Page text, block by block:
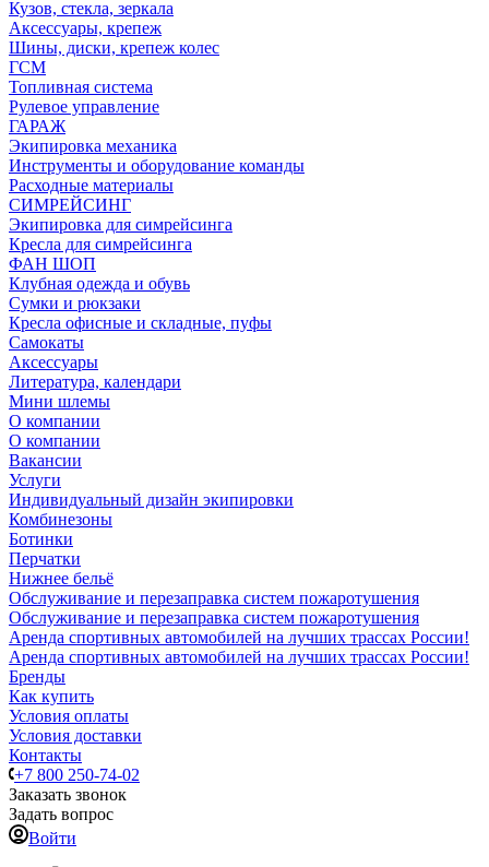
Кузов, стекла, зеркала
Аксессуары, крепеж
Шины, диски, крепеж колес
ГСМ
Топливная система
Рулевое управление
ГАРАЖ
Экипировка механика
Инструменты и оборудование команды
Расходные материалы
СИМРЕЙСИНГ
Экипировка для симрейсинга
Кресла для симрейсинга
ФАН ШОП
Клубная одежда и обувь
Сумки и рюкзаки
Кресла офисные и складные, пуфы
Самокаты
Аксессуары
Литература, календари
Мини шлемы
О компании
О компании
Вакансии
Услуги
Индивидуальный дизайн экипировки
Комбинезоны
Ботинки
Перчатки
Нижнее бельё
Обслуживание и перезаправка систем пожаротушения
Обслуживание и перезаправка систем пожаротушения
Аренда спортивных автомобилей на лучших трассах России!
Аренда спортивных автомобилей на лучших трассах России!
Бренды
Как купить
Условия оплаты
Условия доставки
Контакты
+7 800 250-74-02
Заказать звонок
Задать вопрос
Войти